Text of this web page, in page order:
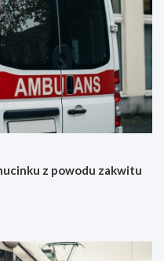
z powodu zakwitu